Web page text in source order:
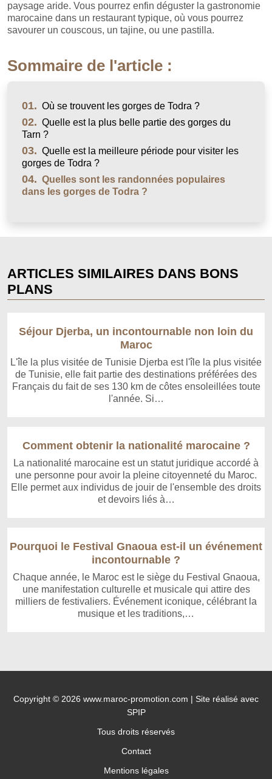
paysage aride. Vous pourrez enfin déguster la gastronomie
marocaine dans un restaurant typique, où vous pourrez
savourer un couscous, un tajine, ou une pastilla.
Sommaire de l'article :
01. Où se trouvent les gorges de Todra ?
02. Quelle est la plus belle partie des gorges du
Tarn ?
03. Quelle est la meilleure période pour visiter les
gorges de Todra ?
04. Quelles sont les randonnées populaires
dans les gorges de Todra ?
ARTICLES SIMILAIRES DANS BONS
PLANS
Séjour Djerba, un incontournable non loin du
Maroc
L'île la plus visitée de Tunisie Djerba est l'île la plus visitée
de Tunisie, elle fait partie des destinations préférées des
Français du fait de ses 130 km de côtes ensoleillées toute
l'année. Si…
Comment obtenir la nationalité marocaine ?
La nationalité marocaine est un statut juridique accordé à
une personne pour avoir la pleine citoyenneté du Maroc.
Elle permet aux individus de jouir de l'ensemble des droits
et devoirs liés à…
Pourquoi le Festival Gnaoua est-il un événement
incontournable ?
Chaque année, le Maroc est le siège du Festival Gnaoua,
une manifestation culturelle et musicale qui attire des
milliers de festivaliers. Événement iconique, célébrant la
musique et les traditions,…
Copyright © 2026 www.maroc-promotion.com | Site réalisé avec
SPIP
Tous droits réservés
Contact
Mentions légales